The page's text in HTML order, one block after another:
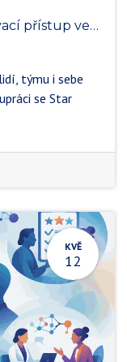
Živá akce Dolní Břežany: Koučovací přístup ve vědě
týmu i sebe
se Star
KVĚ
12